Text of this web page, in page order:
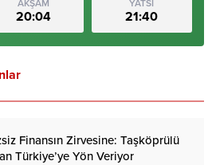
AKŞAM
20:04
YATSI
21:40
Finansın Zirvesine: Taşköprülü
Türkiye’ye Yön Veriyor